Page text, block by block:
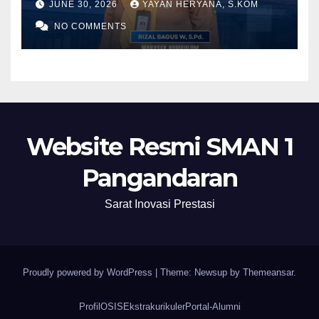
2028
JUNE 30, 2026 YAYAN HERYANA, S.KOM
NO COMMENTS
Website Resmi SMAN 1
Pangandaran
Sarat Inovasi Prestasi
Proudly powered by WordPress Theme: Newsup by Themeansar.
Profil OSIS EkstrakurikulerPortal-Alumni